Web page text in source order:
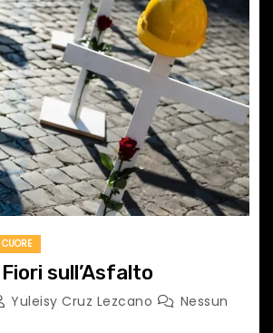
sull’Asfalto
Yuleisy Cruz Lezcano
Nessun